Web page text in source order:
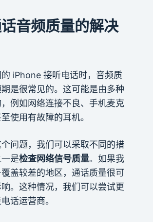
音频质量的解决
iPhone 接听电话时，音频质
是很常见的。这可能是由多种
例如网络连接不良、手机麦克
使用有故障的耳机。
问题，我们可以采取不同的措
是检查网络信号质量。如果我
盖较差的地区，通话质量很可
。这种情况，我们可以尝试更
话运营商。